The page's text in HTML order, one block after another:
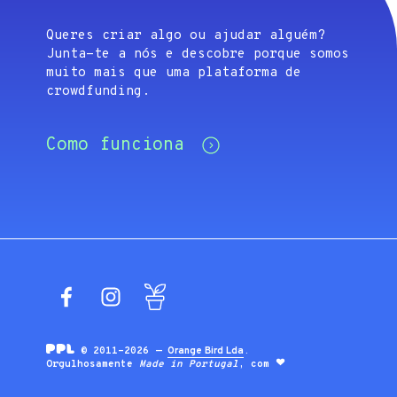
Queres criar algo ou ajudar alguém?
Junta-te a nós e descobre porque somos
muito mais que uma plataforma de
crowdfunding.
Como funciona
FacebookInstagram
© 2011-2026 —Orange Bird Lda .
Orgulhosamente Made in Portugal , com